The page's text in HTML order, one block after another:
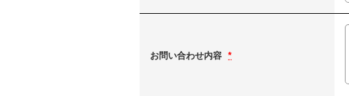
お問い合わせ内容 *